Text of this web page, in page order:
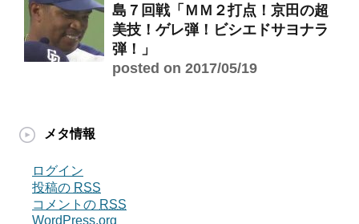
島７回戦「ＭＭ２打点！京田の超
美技！ゲレ弾！ビシエドサヨナラ
弾！」
posted on 2017/05/19
メタ情報
ログイン
投稿の RSS
コメントの RSS
WordPress.org